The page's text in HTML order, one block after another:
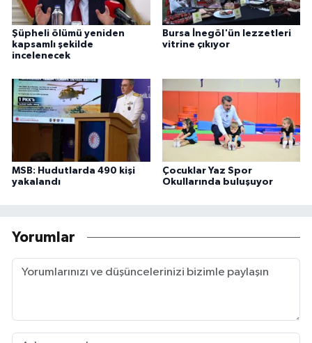
Şüpheli ölümü yeniden
kapsamlı şekilde
incelenecek
Bursa İnegöl'ün lezzetleri
vitrine çıkıyor
MSB: Hudutlarda 490 kişi
yakalandı
Çocuklar Yaz Spor
Okullarında buluşuyor
Yorumlar